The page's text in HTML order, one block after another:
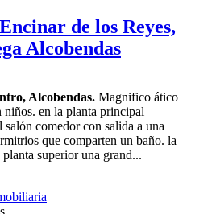
de los Reyes,
Alcobendas
Alcobendas. Magnifico ático
en la planta principal
comedor con salida a una
que comparten un baño. la
superior una grand...